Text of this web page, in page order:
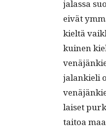
jalas­sa
eivät
kieltä
kuinen
jalankieli
laiset
taitoa